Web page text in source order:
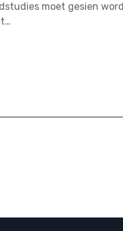
moet gesien word